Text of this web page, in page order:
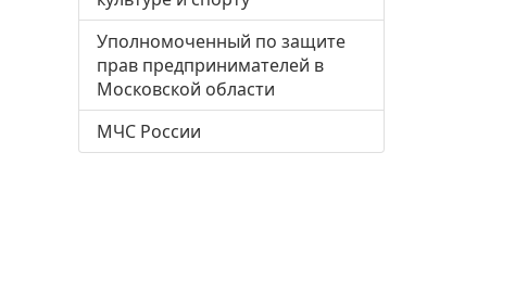
Уполномоченный по защите
прав предпринимателей в
Московской области
МЧС России